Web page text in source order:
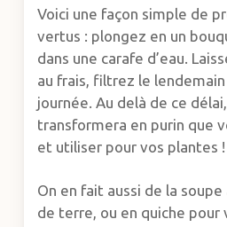
Voici une façon simple de
vertus : plongez en un
dans une carafe d’eau.
au frais, filtrez le
journée. Au delà de ce
transformera en purin que
et utiliser pour vos plantes !
On en fait aussi de la
de terre, ou en quiche pour